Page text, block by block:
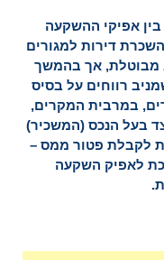
אפיקי ההשקעה
דירות למגורים
מבוטלת, אך בהמשך
רווחים על בסיס
במרבית המקרים,
בעל הנכס (המשכיר)
לקבלת פטור ממס –
לאפיק השקעה